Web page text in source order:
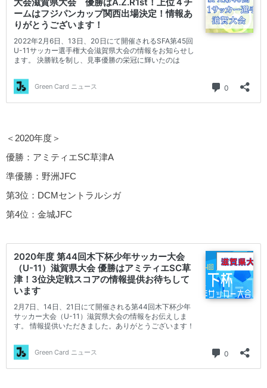
＜2020年度＞
優勝：アミティエSC草津A
準優勝：野洲JFC
第3位：DCMセントラルシガ
第4位：金城JFC